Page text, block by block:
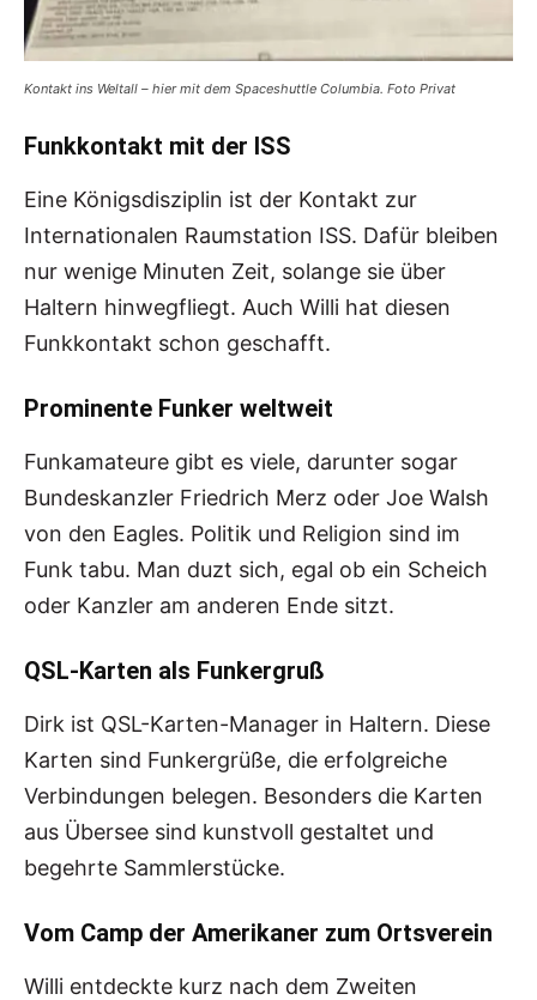
Kontakt ins Weltall – hier mit dem Spaceshuttle Columbia. Foto Privat
Funkkontakt mit der ISS
Eine Königsdisziplin ist der Kontakt zur
Internationalen Raumstation ISS. Dafür bleiben
nur wenige Minuten Zeit, solange sie über
Haltern hinwegfliegt. Auch Willi hat diesen
Funkkontakt schon geschafft.
Prominente Funker weltweit
Funkamateure gibt es viele, darunter sogar
Bundeskanzler Friedrich Merz oder Joe Walsh
von den Eagles. Politik und Religion sind im
Funk tabu. Man duzt sich, egal ob ein Scheich
oder Kanzler am anderen Ende sitzt.
QSL-Karten als Funkergruß
Dirk ist QSL-Karten-Manager in Haltern. Diese
Karten sind Funkergrüße, die erfolgreiche
Verbindungen belegen. Besonders die Karten
aus Übersee sind kunstvoll gestaltet und
begehrte Sammlerstücke.
Vom Camp der Amerikaner zum Ortsverein
Willi entdeckte kurz nach dem Zweiten